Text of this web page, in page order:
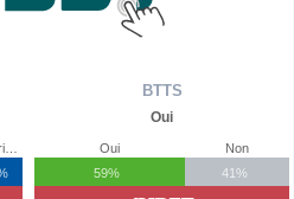
BTTS
Oui
Oui
59%
Non
41%